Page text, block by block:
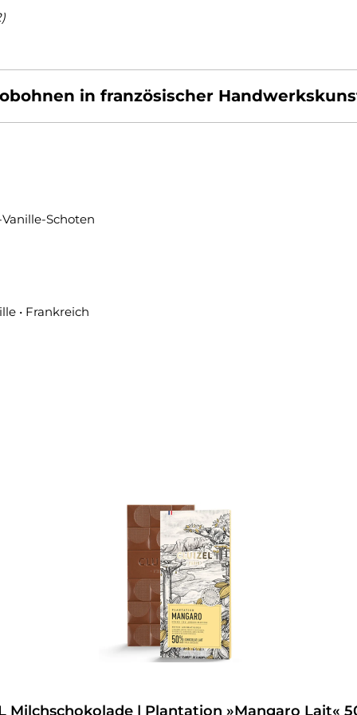
in französischer
Schoten
• Frankreich
Milchschokolade | Plantation »Mangaro Lait«